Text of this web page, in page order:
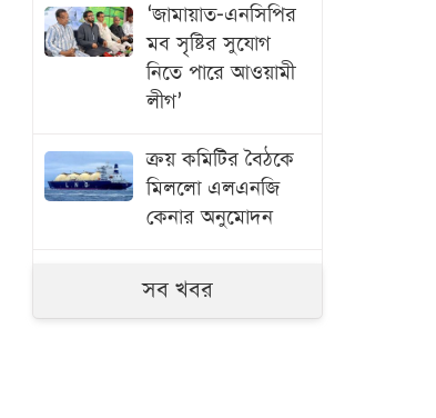
‘জামায়াত-এনসিপির
মব সৃষ্টির সুযোগ
নিতে পারে আওয়ামী
লীগ’
ক্রয় কমিটির বৈঠকে
মিললো এলএনজি
কেনার অনুমোদন
মধ্যরাতে ৬ জেলায়
ঝড়ের আভাস
সব খবর